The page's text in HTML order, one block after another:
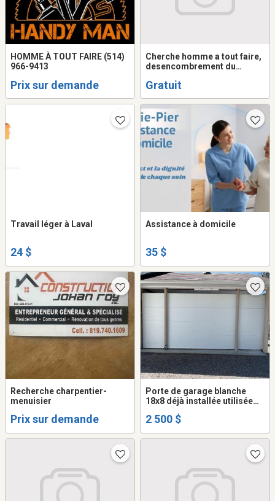
HOMME À TOUT FAIRE (514)
966-9413
Prix sur demande
Cherche homme a tout faire,
desencombrement du
hardin etc.
Gratuit
Travail léger à Laval
24 $
Assistance à domicile
35 $
Recherche charpentier-
menuisier
Prix sur demande
Porte de garage blanche
18x8 déjà installée utilisée
quincaillerie comprise
2 500 $